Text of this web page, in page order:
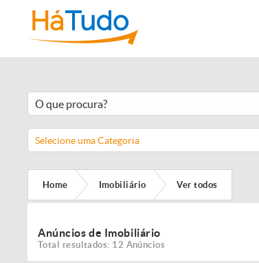
Selecione uma Categoria
Home Imobiliário Ver todos
Anúncios de Imobiliário
Total resultados: 12 Anúncios